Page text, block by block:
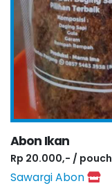
Abon Ikan
Rp 20.000,- / pouch
Sawargi Abon